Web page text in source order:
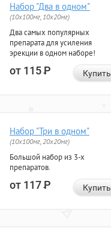
Набор "Два в одном"
(10x100мг, 10x20мг)
Два самых популярных
препарата для усиления
эрекции в одном наборе!
от 115Р Купить
Набор "Три в одном"
(10x100мг, 20x20мг)
Большой набор из 3-х
препаратов.
от 117Р Купить